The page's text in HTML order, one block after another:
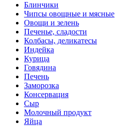
Блинчики
Чипсы овощные и мясные
Овощи и зелень
Печенье, сладости
Колбасы, деликатесы
Индейка
Курица
Говядина
Печень
Заморозка
Консервация
Сыр
Молочный продукт
Яйца